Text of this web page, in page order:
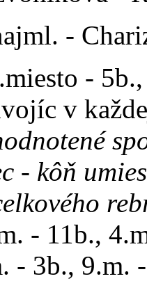
-
-
v
- kôň
- 11b.,
- 3b., 9.m.